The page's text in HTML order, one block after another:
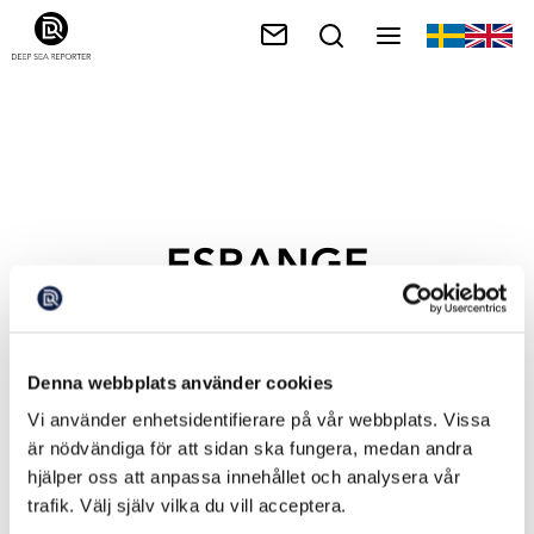
Denna webbplats använder cookies
Vi använder enhetsidentifierare på vår webbplats. Vissa
är nödvändiga för att sidan ska fungera, medan andra
hjälper oss att anpassa innehållet och analysera vår
trafik. Välj själv vilka du vill acceptera.
ESRANGE